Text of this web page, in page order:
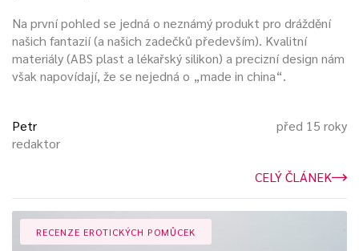
Na první pohled se jedná o neznámý produkt pro dráždění
našich fantazií (a našich zadečků především). Kvalitní
materiály (ABS plast a lékařský silikon) a precizní design nám
však napovídají, že se nejedná o „made in china“.
Petr
redaktor
před 15 roky
CELÝ ČLÁNEK
RECENZE EROTICKÝCH POMŮCEK